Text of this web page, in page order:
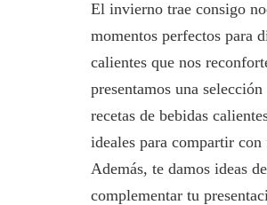
El invierno trae consigo
momentos perfectos para
calientes que nos
presentamos una
recetas de bebidas
ideales para compartir
Además, te damos ideas
complementar tu